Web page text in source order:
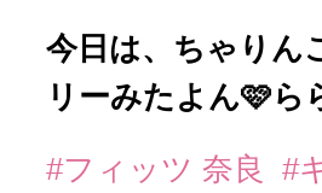
今日は、ちゃりん
リーみたよん🩷ら
#フィッツ 奈良 #